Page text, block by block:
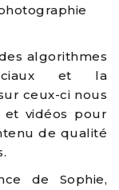
algorithmes
et la
ceux-ci nous
et vidéos pour
de qualité
de Sophie,